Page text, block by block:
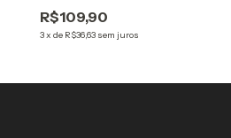
R$109,90
3x de R$36,63 sem juros